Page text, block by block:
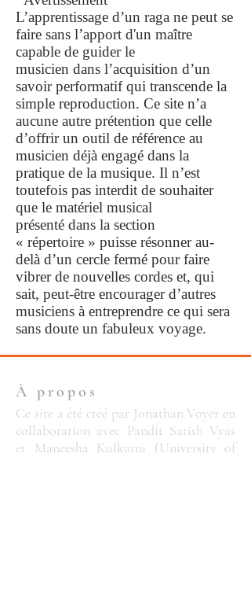
L’apprentissage d’un raga ne peut se
faire sans l’apport d'un maître
capable de guider le
musicien dans l’acquisition d’un
savoir performatif qui transcende la
simple reproduction. Ce site n’a
aucune autre prétention que celle
d’offrir un outil de référence au
musicien déjà engagé dans la
pratique de la musique. Il n’est
toutefois pas interdit de souhaiter
que le matériel musical
présenté dans la section
« répertoire » puisse résonner au-
delà d’un cercle fermé pour faire
vibrer de nouvelles cordes et, qui
sait, peut-être encourager d’autres
musiciens à entreprendre ce qui sera
sans doute un fabuleux voyage.
À propos
Ce site a été créé par Jonathan Voyer en
collaboration avec Pandit Satish Vyas
et Maneesha Kulkarni (University of